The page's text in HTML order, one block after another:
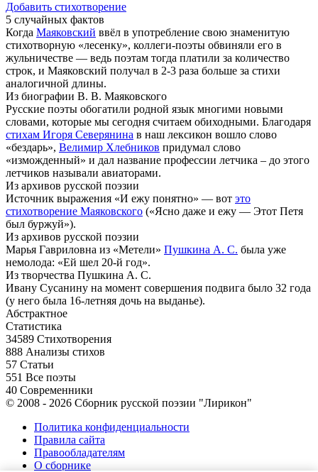
Добавить стихотворение
5 случайных фактов
Когда Маяковский ввёл в употребление свою знаменитую
стихотворную «лесенку», коллеги-поэты обвиняли его в
жульничестве — ведь поэтам тогда платили за количество
строк, и Маяковский получал в 2-3 раза больше за стихи
аналогичной длины.
Из биографии В. В. Маяковского
Русские поэты обогатили родной язык многими новыми
словами, которые мы сегодня считаем обиходными. Благодаря
стихам Игоря Северянина в наш лексикон вошло слово
«бездарь», Велимир Хлебников придумал слово
«изможденный» и дал название профессии летчика – до этого
летчиков называли авиаторами.
Из архивов русской поэзии
Источник выражения «И ежу понятно» — вот это
стихотворение Маяковского («Ясно даже и ежу — Этот Петя
был буржуй»).
Из архивов русской поэзии
Марья Гавриловна из «Метели» Пушкина А. С. была уже
немолода: «Ей шел 20-й год».
Из творчества Пушкина А. С.
Ивану Сусанину на момент совершения подвига было 32 года
(у него была 16-летняя дочь на выданье).
Абстрактное
Статистика
34589 Стихотворения
888 Анализы стихов
57 Статьи
551 Все поэты
40 Современники
© 2008 - 2026 Сборник русской поэзии "Лирикон"
Политика конфиденциальности
Правила сайта
Правообладателям
О сборнике